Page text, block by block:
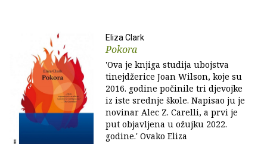
Eliza Clark
Pokora
'Ova je knjiga studija ubojstva
tinejdžerice Joan Wilson, koje su
2016. godine počinile tri djevojke
iz iste srednje škole. Napisao ju je
novinar Alec Z. Carelli, a prvi je
put objavljena u ožujku 2022.
godine.' Ovako Eliza